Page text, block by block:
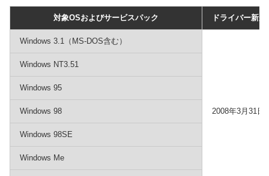
対象OSおよびサービスパック ドライバー新
Windows 3.1（MS-DOS含む）
2008年3月31日
Windows NT3.51
Windows 95
Windows 98
Windows 98SE
Windows Me